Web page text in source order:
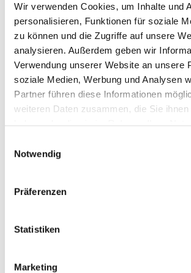
Wir verwenden Cookies, um Inhalte und
personalisieren, Funktionen für soziale
zu können und die Zugriffe auf unsere
analysieren. Außerdem geben wir
Verwendung unserer Website an unsere
soziale Medien, Werbung und Analysen
Partner führen diese Informationen
weiteren Daten zusammen, die Sie
Notwendig
Präferenzen
Statistiken
Marketing
Vorstellen der von den Helfern
Bastelarbeiten, Anspiele mit den PIP